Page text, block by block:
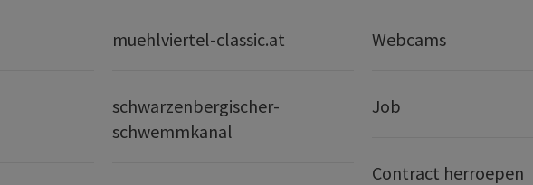
muehlviertel-classic.at
schwarzenbergischer-
schwemmkanal
Webcams
Job
Contract herroepen